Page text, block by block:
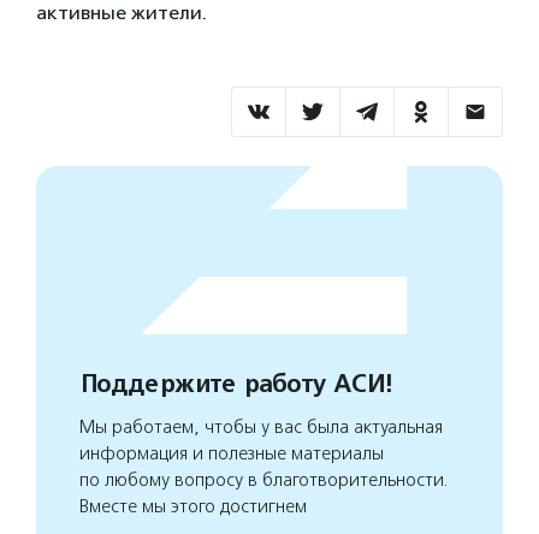
активные жители.
Поддержите работу АСИ!
Мы работаем, чтобы у вас была актуальная
информация и полезные материалы
по любому вопросу в благотворительности.
Вместе мы этого достигнем